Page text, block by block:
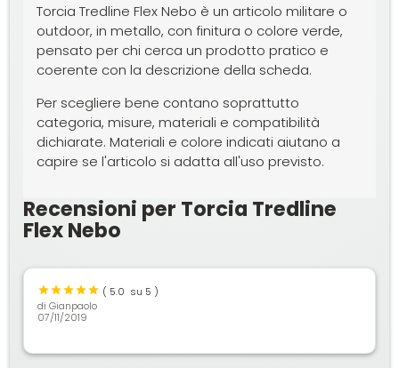
Torcia Tredline Flex Nebo è un articolo militare o
outdoor, in metallo, con finitura o colore verde,
pensato per chi cerca un prodotto pratico e
coerente con la descrizione della scheda.
Per scegliere bene contano soprattutto
categoria, misure, materiali e compatibilità
dichiarate. Materiali e colore indicati aiutano a
capire se l'articolo si adatta all'uso previsto.
Recensioni per Torcia Tredline
Flex Nebo
( 5.0 su 5 )
diGianpaolo
07/11/2019